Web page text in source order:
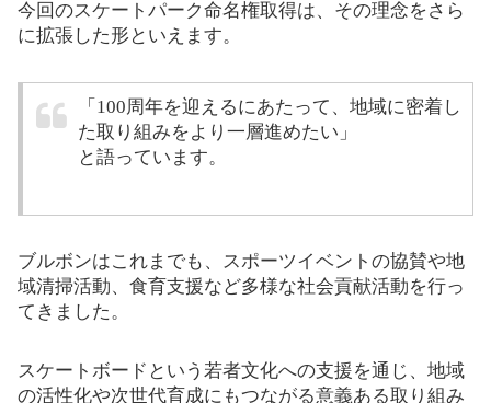
今回のスケートパーク命名権取得は、その理念をさら
に拡張した形といえます。
「100周年を迎えるにあたって、地域に密着し
た取り組みをより一層進めたい」
と語っています。
ブルボンはこれまでも、スポーツイベントの協賛や地
域清掃活動、食育支援など多様な社会貢献活動を行っ
てきました。
スケートボードという若者文化への支援を通じ、地域
の活性化や次世代育成にもつながる意義ある取り組み